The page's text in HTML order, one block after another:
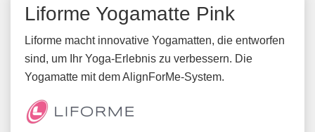
Liforme Yogamatte Pink
Liforme macht innovative Yogamatten, die entworfen
sind, um Ihr Yoga-Erlebnis zu verbessern. Die
Yogamatte mit dem AlignForMe-System.